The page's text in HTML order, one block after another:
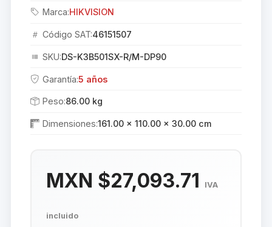
Marca:HIKVISION
Código SAT:46151507
SKU:DS-K3B501SX-R/M-DP90
Garantía:5 años
Peso:86.00 kg
Dimensiones:161.00 × 110.00 × 30.00 cm
MXN $27,093.71 IVA
incluido